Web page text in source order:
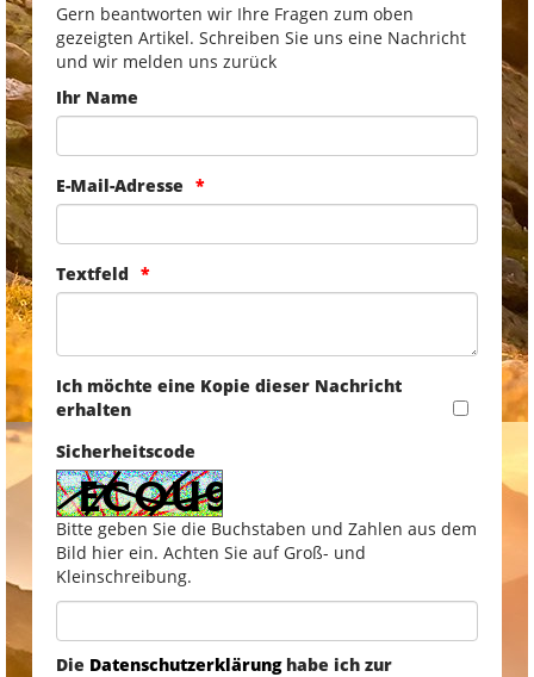
Gern beantworten wir Ihre Fragen zum oben
gezeigten Artikel. Schreiben Sie uns eine Nachricht
und wir melden uns zurück
Ihr Name
E-Mail-Adresse
Textfeld
Ich möchte eine Kopie dieser Nachricht
erhalten
Sicherheitscode
Bitte geben Sie die Buchstaben und Zahlen aus dem
Bild hier ein. Achten Sie auf Groß- und
Kleinschreibung.
Die Datenschutzerklärunghabe ich zur